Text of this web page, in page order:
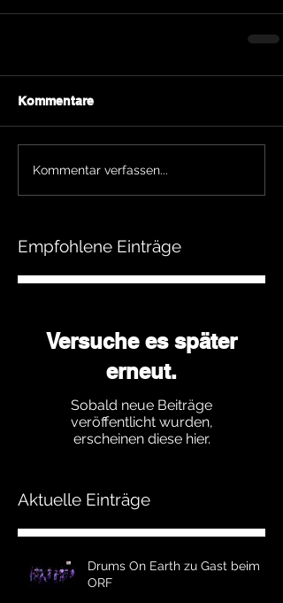
Kommentare
Kommentar verfassen...
Empfohlene Einträge
Versuche es später
erneut.
Sobald neue Beiträge
veröffentlicht wurden,
erscheinen diese hier.
Aktuelle Einträge
Drums On Earth zu Gast beim
ORF